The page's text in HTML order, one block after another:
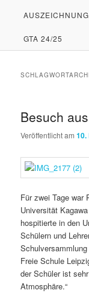
PRIMÄREN
INHALT
SPRINGEN
SEKUNDÄREN
INHALT
SPRINGEN
GTA 24/25
Besuch
Veröffentlicht am10.
Für zwei Tage war
Universität
hospitierte in den
Schülern und
Freie Schule
der Schüler ist
Atmosphäre.“